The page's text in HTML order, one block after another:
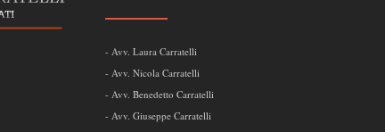
- Avv. Laura Carratelli
- Avv. Nicola Carratelli
- Avv. Benedetto Carratelli
- Avv. Giuseppe Carratelli